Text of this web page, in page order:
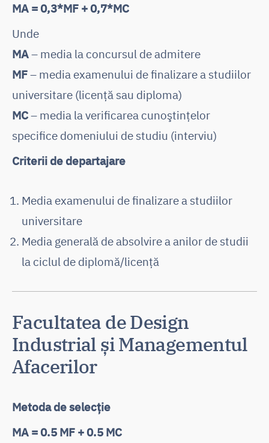
MA = 0,3*MF + 0,7*MC
Unde
MA– media la concursul de admitere
MF– media examenului de finalizare a studiilor
universitare (licență sau diploma)
MC– media la verificarea cunoştinţelor
specifice domeniului de studiu (interviu)
Criterii de departajare
Media examenului de finalizare a studiilor
universitare
Media generală de absolvire a anilor de studii
la ciclul de diplomă/licență
Facultatea de Design
Industrial și Managementul
Afacerilor
Metoda de selecție
MA = 0.5 MF + 0.5 MC